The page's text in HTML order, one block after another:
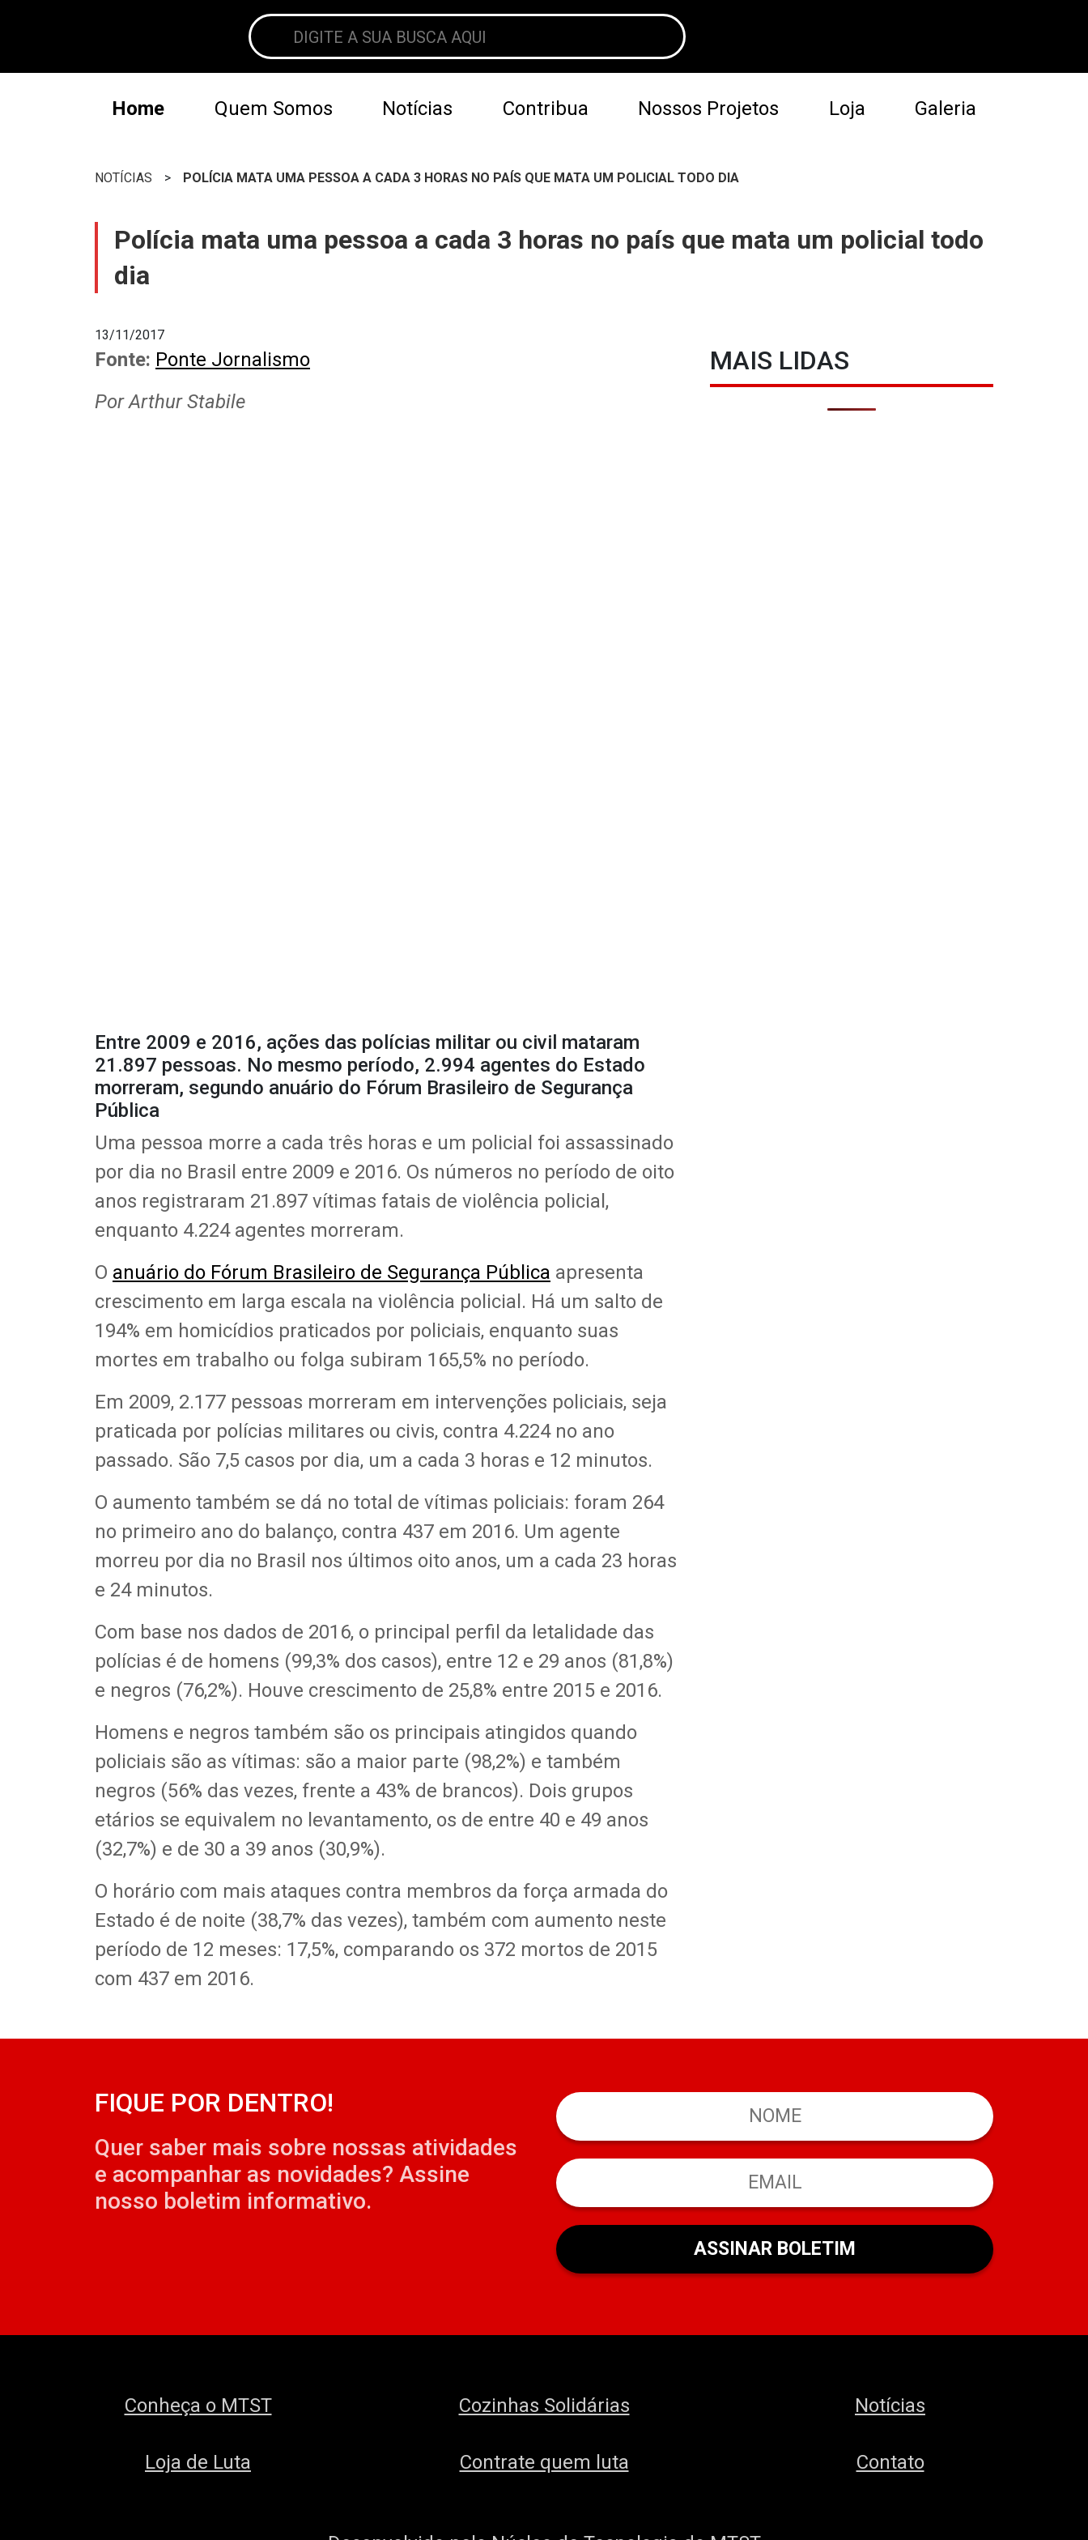
Home Quem Somos Notícias Contribua Nossos Projetos Loja Galeria
NOTÍCIAS > POLÍCIA MATA UMA PESSOA A CADA 3 HORAS NO PAÍS QUE MATA UM POLICIAL TODO DIA
Polícia mata uma pessoa a cada 3 horas no país que mata um policial todo
dia
13/11/2017
Fonte: Ponte Jornalismo
Por Arthur Stabile
Entre 2009 e 2016, ações das polícias militar ou civil mataram
21.897 pessoas. No mesmo período, 2.994 agentes do Estado
morreram, segundo anuário do Fórum Brasileiro de Segurança
Pública
Uma pessoa morre a cada três horas e um policial foi assassinado
por dia no Brasil entre 2009 e 2016. Os números no período de oito
anos registraram 21.897 vítimas fatais de violência policial,
enquanto 4.224 agentes morreram.
O anuário do Fórum Brasileiro de Segurança Pública apresenta
crescimento em larga escala na violência policial. Há um salto de
194% em homicídios praticados por policiais, enquanto suas
mortes em trabalho ou folga subiram 165,5% no período.
Em 2009, 2.177 pessoas morreram em intervenções policiais, seja
praticada por polícias militares ou civis, contra 4.224 no ano
passado. São 7,5 casos por dia, um a cada 3 horas e 12 minutos.
O aumento também se dá no total de vítimas policiais: foram 264
no primeiro ano do balanço, contra 437 em 2016. Um agente
morreu por dia no Brasil nos últimos oito anos, um a cada 23 horas
e 24 minutos.
Com base nos dados de 2016, o principal perfil da letalidade das
polícias é de homens (99,3% dos casos), entre 12 e 29 anos (81,8%)
e negros (76,2%). Houve crescimento de 25,8% entre 2015 e 2016.
Homens e negros também são os principais atingidos quando
policiais são as vítimas: são a maior parte (98,2%) e também
negros (56% das vezes, frente a 43% de brancos). Dois grupos
etários se equivalem no levantamento, os de entre 40 e 49 anos
(32,7%) e de 30 a 39 anos (30,9%).
O horário com mais ataques contra membros da força armada do
Estado é de noite (38,7% das vezes), também com aumento neste
período de 12 meses: 17,5%, comparando os 372 mortos de 2015
com 437 em 2016.
MAIS LIDAS
FIQUE POR DENTRO!
Quer saber mais sobre nossas atividades
e acompanhar as novidades? Assine
nosso boletim informativo.
Conheça o MTST
Loja de Luta
Cozinhas Solidárias
Contrate quem luta
Notícias
Contato